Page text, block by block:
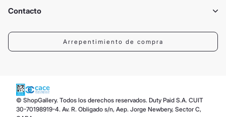
Contacto
Arrepentimiento de compra
© ShopGallery. Todos los derechos reservados. Duty Paid S.A. CUIT
30-70198919-4. Av. R. Obligado s/n, Aep. Jorge Newbery, Sector C,